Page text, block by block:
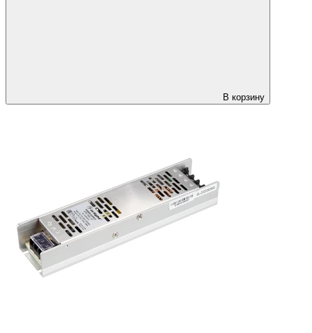
В корзину